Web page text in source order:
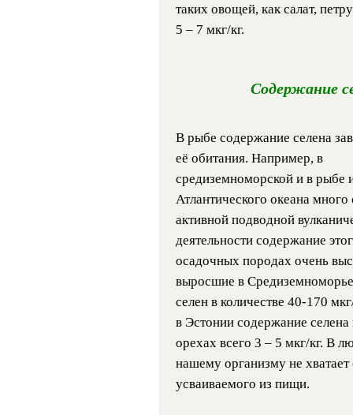
таких овощей, как салат,
5 – 7 мкг/кг.
Содержание
В рыбе содержание селена
её обитания. Например, в
средиземноморской и в рыбе
Атлантического океана много
активной подводной
деятельности содержание
осадочных породах очень
выросшие в
селен в количестве 40-170
в Эстонии содержание селена
орехах всего 3 – 5 мкг/кг. В
нашему организму не хватает
усваиваемого из пищи.